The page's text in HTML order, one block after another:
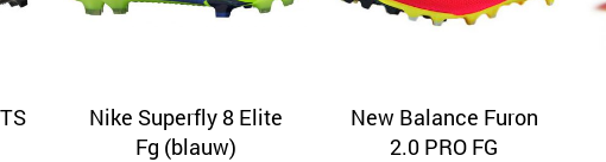
Nike Superfly 8 Elite
Fg (blauw)
New Balance Furon
2.0 PRO FG